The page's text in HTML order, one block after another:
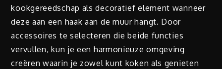
kookgereedschap als decoratief element wanneer
deze aan een haak aan de muur hangt. Door
accessoires te selecteren die beide functies
vervullen, kun je een harmonieuze omgeving
creëren waarin je zowel kunt koken als genieten